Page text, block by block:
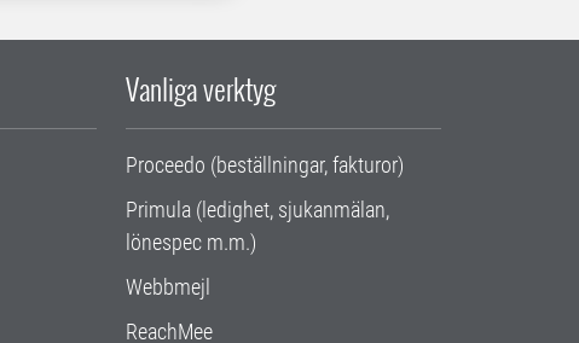
Vanliga verktyg
Proceedo (beställningar, fakturor)
Primula (ledighet, sjukanmälan,
lönespec m.m.)
Webbmejl
ReachMee